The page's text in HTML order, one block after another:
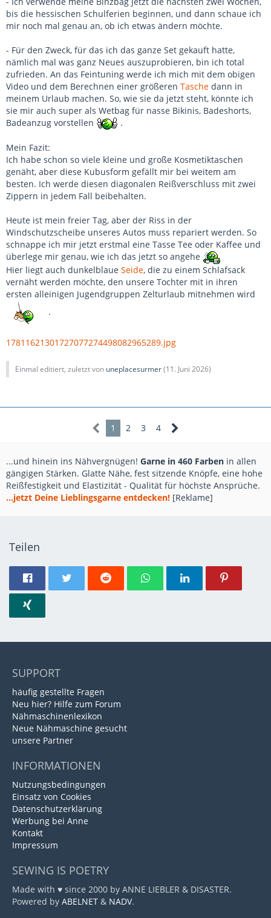
bis die hessischen Schulferien beginnen, und dann schaue ich
mir noch mal genau an, ob ich etwas ändern möchte.
- Für den Zweck, für das ich das ganze Set gekauft hatte,
nämlich mal was ganz Neues auszuprobieren, bin ich total
zufrieden. An das Feintuning werde ich mich mit dem obigen
Video und dem Berechnen einer größeren Tasche dann in
meinem Urlaub machen. So, wie sie da jetzt steht, könnte ich
sie mir auch super als Wetbag für nasse Bikinis, Badeshorts,
Badeanzug vorstellen
.
Mein Fazit:
Ich habe schon so viele kleine und große Kosmetiktaschen
genäht, aber diese Kubusform gefällt mir bei weitem am
besten. Ich werde diesen diagonalen Reißverschluss mit zwei
Zippern in jedem Fall beibehalten.
Heute ist mein freier Tag, aber der Riss in der
Windschutzscheibe unseres Autos muss repariert werden. So
schnappe ich mir jetzt erstmal eine Tasse Tee oder Kaffee und
überlege mir genau, wie ich das jetzt so angehe
Hier liegt auch dunkelblaue Seide, die zu einem Schlafsack
vernäht werden möchte, den unsere Tochter mit in ihren
ersten alleinigen Jugendgruppen Zelturlaub mitnehmen wird
.
17811621301727077274498082965289.jpg
Einmal editiert, zuletzt von uneplacesurmer(11. Juni 2026)
1 2 3 4
...und hinein ins Nähvergnügen! Garne in 460 Farben in allen
gängigen Stärken. Glatte Nähe, fest sitzende Knöpfe, eine hohe
Reißfestigkeit und Elastizität - Qualität für höchste Ansprüche.
...jetzt Deine Lieblingsgarne entdecken! [Reklame]
Teilen
SUPPORT
häufig gestellte Fragen
Neu hier? Hilfe zum Forum
Nähmaschinenlexikon
Neue Nähmaschine gesucht
unsere Partner
INFORMATIONEN
Nutzungsbedingungen
Einsatz von Cookies
Datenschutzerklärung
Werbung bei Anne
Kontakt
Impressum
SEWING IS POETRY
Made with ♥ since 2000 by ANNE LIEBLER & DISASTER.
Powered by ABELNET & NADV.